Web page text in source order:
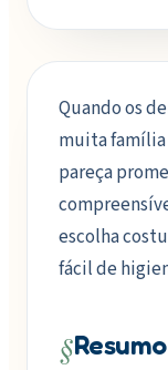
Quando os
muita
pareça
escolha
fácil de
§